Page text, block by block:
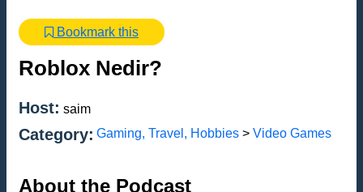
Bookmark this
Roblox Nedir?
Host: saim
Category: Gaming, Travel, Hobbies > Video Games
About the Podcast